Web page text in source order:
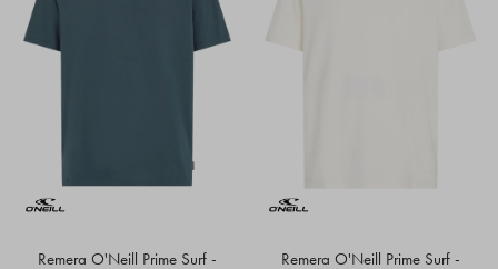
Remera O'Neill Prime Surf -
Remera O'Neill Prime Surf -